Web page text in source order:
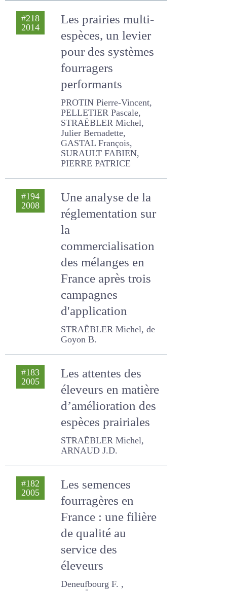
#218
2014
Les prairies multi-
espèces, un levier
pour des systèmes
fourragers
performants
PROTIN Pierre-Vincent,
PELLETIER Pascale,
STRAËBLER Michel, Julier
Bernadette, GASTAL
François, SURAULT FABIEN,
PIERRE PATRICE
#194
2008
Une analyse de la
réglementation sur
la
commercialisation
des mélanges en
France après trois
campagnes
d'application
STRAËBLER Michel, de
Goyon B.
#183
2005
Les attentes des
éleveurs en
matière
d’amélioration des
espèces prairiales
STRAËBLER Michel,
ARNAUD J.D.
#182
Les semences
fourragères en
France : une filière
de qualité au
service des
éleveurs